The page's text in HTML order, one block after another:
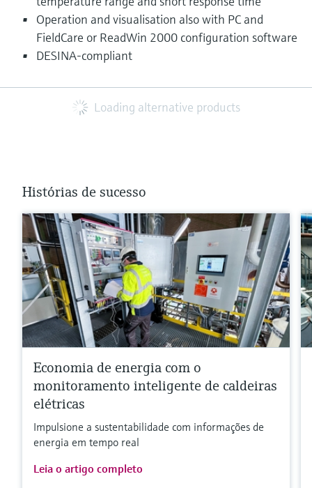
Operation and visualisation also with PC and
FieldCare or ReadWin 2000 configuration software
DESINA-compliant
Loading alternative products
Histórias de sucesso
Economia de energia com o
monitoramento inteligente de caldeiras
elétricas
Impulsione a sustentabilidade com informações de
energia em tempo real
Leia o artigo completo